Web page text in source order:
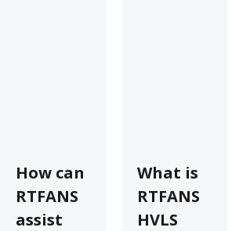
How can
RTFANS
assist
What is
RTFANS
HVLS